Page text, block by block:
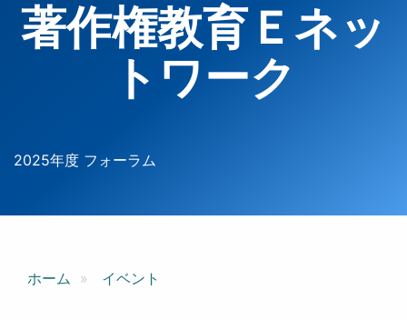
著作権教育Ｅネッ
トワーク
2025年度 フォーラム
ホーム イベント